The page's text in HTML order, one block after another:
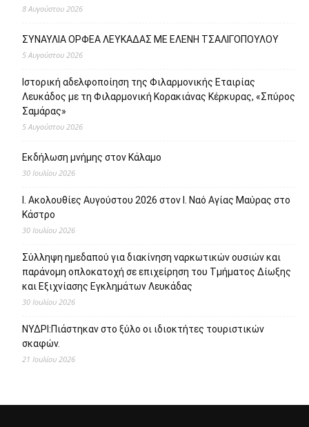
8 Αυγούστου 2026
ΣΥΝΑΥΛΙΑ ΟΡΦΕΑ ΛΕΥΚΑΔΑΣ ΜΕ ΕΛΕΝΗ ΤΣΑΛΙΓΟΠΟΥΛΟΥ
5 Αυγούστου 2026
Ιστορική αδελφοποίηση της Φιλαρμονικής Εταιρίας
Λευκάδος με τη Φιλαρμονική Κορακιάνας Κέρκυρας, «Σπύρος
Σαμάρας»
5 Αυγούστου 2026
Εκδήλωση μνήμης στον Κάλαμο
30 Ιουλίου 2026
Ι. Ακολουθίες Αυγούστου 2026 στον Ι. Ναό Αγίας Μαύρας στο
Κάστρο
30 Ιουλίου 2026
Σύλληψη ημεδαπού για διακίνηση ναρκωτικών ουσιών και
παράνομη οπλοκατοχή σε επιχείρηση του Τμήματος Δίωξης
και Εξιχνίασης Εγκλημάτων Λευκάδας
30 Ιουλίου 2026
ΝΥΔΡΙ:Πιάστηκαν στο ξύλο οι ιδιοκτήτες τουριστικών
σκαφών.
21 Ιουλίου 2026